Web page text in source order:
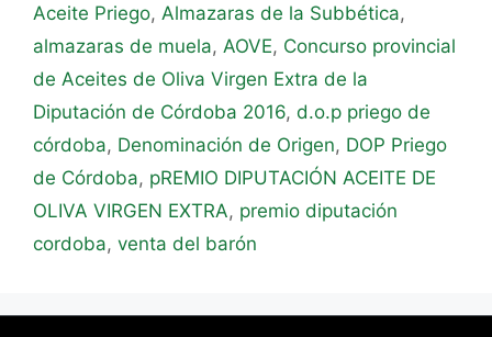
Aceite Priego, Almazaras de la Subbética,
almazaras de muela, AOVE, Concurso provincial
de Aceites de Oliva Virgen Extra de la
Diputación de Córdoba 2016, d.o.p priego de
córdoba, Denominación de Origen, DOP Priego
de Córdoba, pREMIO DIPUTACIÓN ACEITE DE
OLIVA VIRGEN EXTRA, premio diputación
cordoba, venta del barón